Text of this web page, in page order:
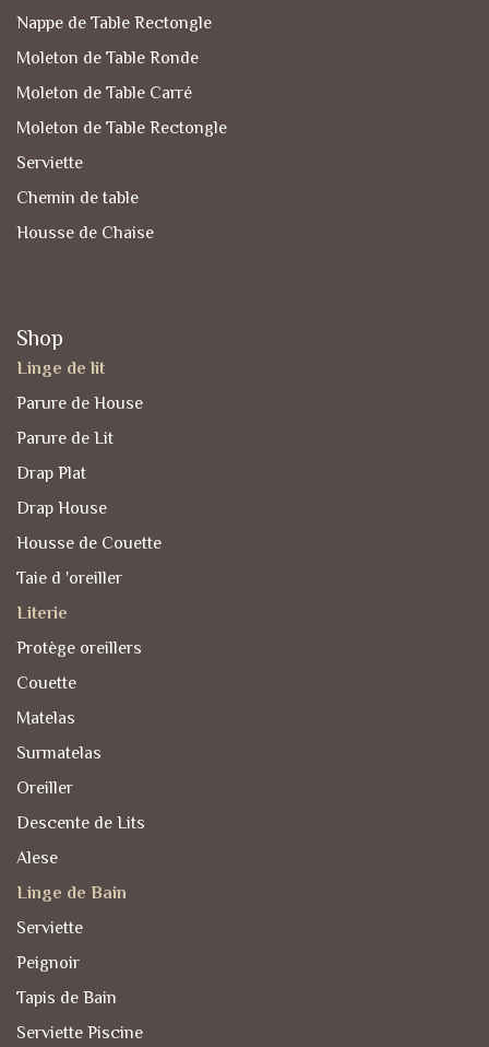
Nappe de Table Rectongle
Moleton de Table Ronde
Moleton de Table Carré
Moleton de Table Rectongle
Serviette
Chemin de table
Housse de Chaise
Shop
Linge de lit
Parure de House
Parure de Lit
Drap Plat
Drap House
Housse de Couette
Taie d 'oreiller
Literie
Protège oreillers
Couette
Matelas
Surmatelas
Oreiller
Descente de Lits
Alese
Linge de Bain
Serviette
Peignoir
Tapis de Bain
Serviette Piscine